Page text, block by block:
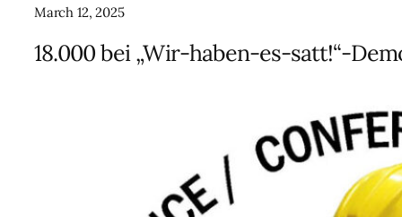
March 12, 2025
18.000 bei „Wir-haben-es-satt!“-